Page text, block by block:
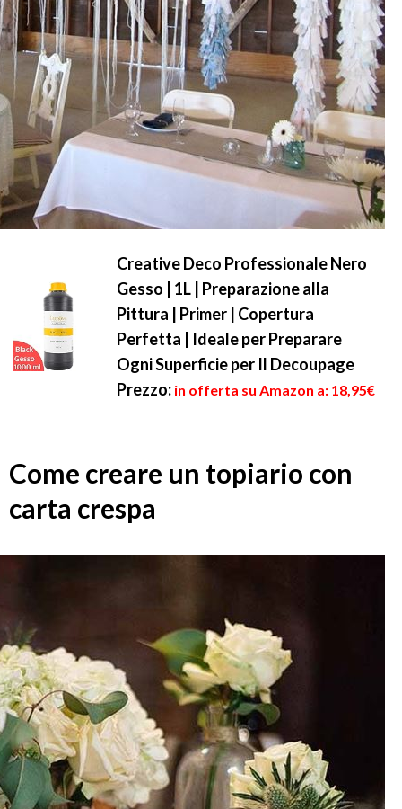
Creative Deco Professionale Nero
Gesso | 1L | Preparazione alla
Pittura | Primer | Copertura
Perfetta | Ideale per Preparare
Ogni Superficie per Il Decoupage
Prezzo: in offerta su Amazon a: 18,95€
Come creare un topiario con
carta crespa